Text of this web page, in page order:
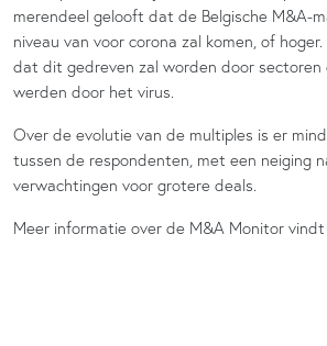
merendeel gelooft dat de Belgische M&A-
niveau van voor corona zal komen, of
dat dit gedreven zal worden door sectoren
werden door het virus.
Over de evolutie van de multiples is er
tussen de respondenten, met een neiging
verwachtingen voor grotere deals.
Meer informatie over de M&A Monitor vindt